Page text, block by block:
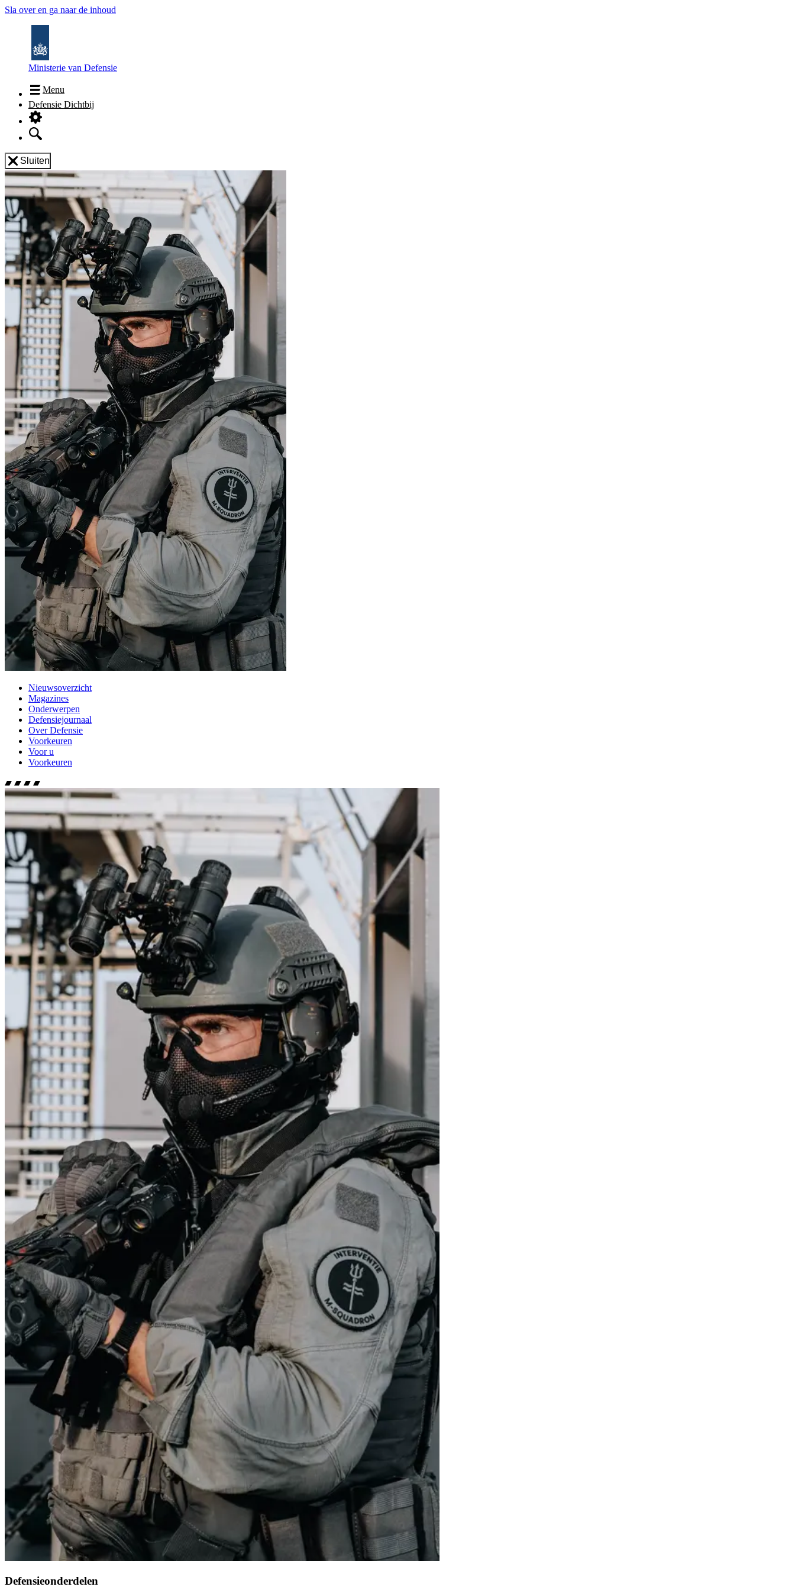
Sla over en ga naar de inhoud
Ministerie van Defensie
Menu
Defensie Dichtbij
Sluiten
Nieuwsoverzicht
Magazines
Onderwerpen
Defensiejournaal
Over Defensie
Voorkeuren
Voor u
Voorkeuren
Defensieonderdelen